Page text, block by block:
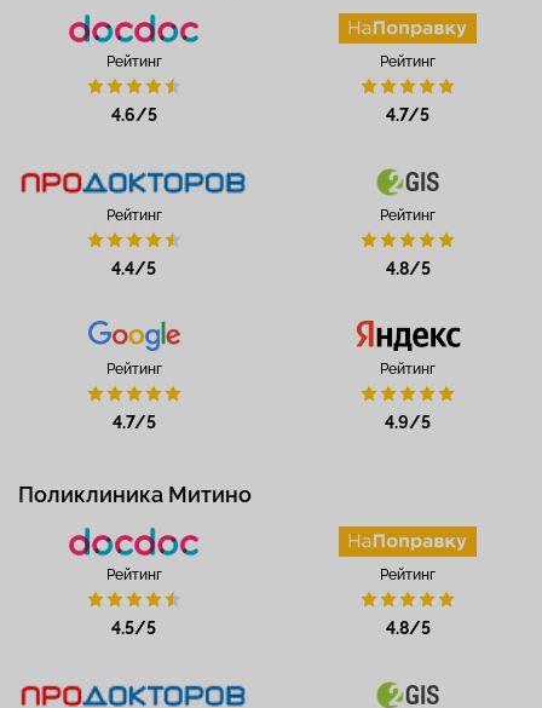
Рейтинг
4.6/5
Рейтинг
4.7/5
Рейтинг
4.4/5
Рейтинг
4.8/5
Рейтинг
4.7/5
Рейтинг
4.9/5
Поликлиника Митино
Рейтинг
4.5/5
Рейтинг
4.8/5